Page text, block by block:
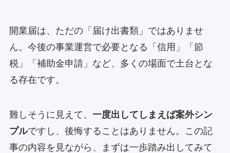
開業届は、ただの「届け出書類」ではありませ
ん。今後の事業運営で必要となる「信用」「節
税」「補助金申請」など、多くの場面で土台とな
る存在です。
難しそうに見えて、 一度出してしまえば案外シン
プルですし、後悔することはありません。この記
事の内容を見ながら、まずは一歩踏み出してみて